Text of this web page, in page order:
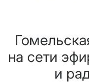
на сети
и